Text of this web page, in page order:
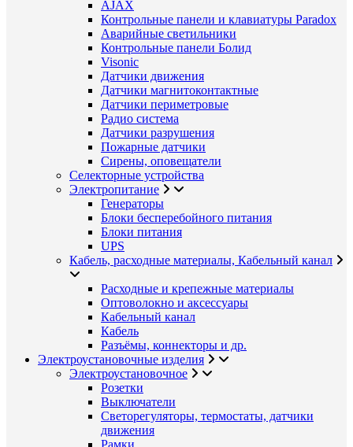
AJAX
Контрольные панели и клавиатуры Paradox
Аварийные светильники
Контрольные панели Болид
Visonic
Датчики движения
Датчики магнитоконтактные
Датчики периметровые
Радио система
Датчики разрушения
Пожарные датчики
Сирены, оповещатели
Селекторные устройства
Электропитание
Генераторы
Блоки бесперебойного питания
Блоки питания
UPS
Кабель, расходные материалы, Кабельный канал
Расходные и крепежные материалы
Оптоволокно и аксессуары
Кабельный канал
Кабель
Разъёмы, коннекторы и др.
Электроустановочные изделия
Электроустановочное
Розетки
Выключатели
Светорегуляторы, термостаты, датчики
движения
Рамки